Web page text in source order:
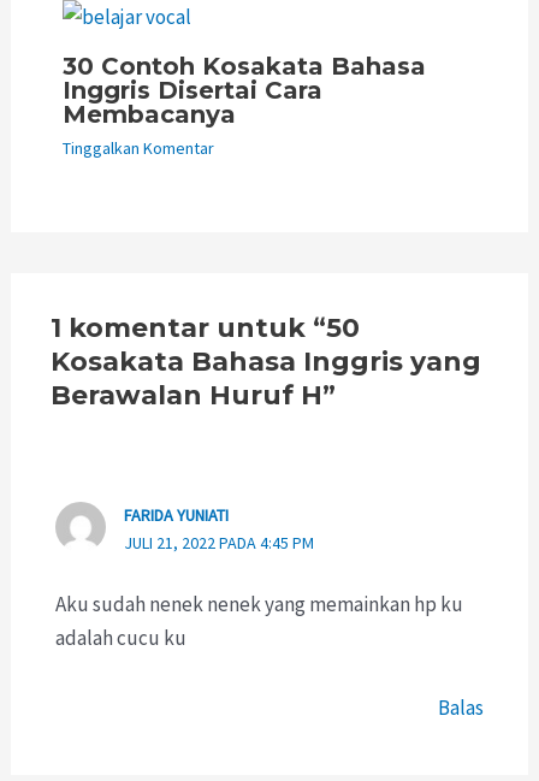
30 Contoh Kosakata Bahasa
Inggris Disertai Cara
Membacanya
Tinggalkan Komentar
1 komentar untuk “50
Kosakata Bahasa Inggris yang
Berawalan Huruf H”
FARIDA YUNIATI
JULI 21, 2022 PADA 4:45 PM
Aku sudah nenek nenek yang memainkan hp ku
adalah cucu ku
Balas